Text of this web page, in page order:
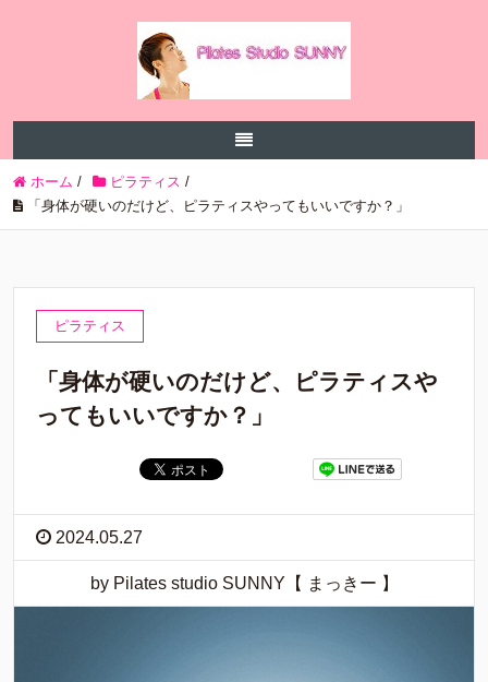
ホーム / ピラティス /
「身体が硬いのだけど、ピラティスやってもいいですか？」
ピラティス
「身体が硬いのだけど、ピラティスや
ってもいいですか？」
2024.05.27
by Pilates studio SUNNY【 まっきー 】